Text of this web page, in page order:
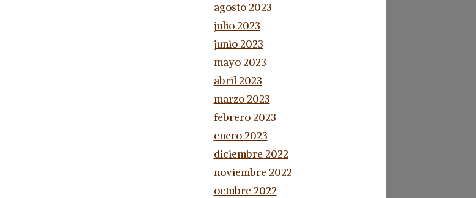
agosto 2023
julio 2023
junio 2023
mayo 2023
abril 2023
marzo 2023
febrero 2023
enero 2023
diciembre 2022
noviembre 2022
octubre 2022